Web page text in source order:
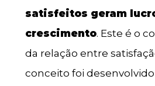
satisfeitos geram
crescimento. Este é o
da relação entre
conceito foi desenvolvido